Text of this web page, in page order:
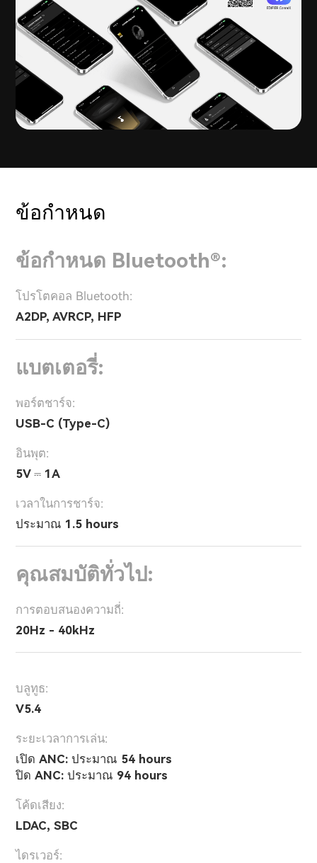
ข้อกำหนด
ข้อกำหนด Bluetooth®:
โปรโตคอล Bluetooth:
A2DP, AVRCP, HFP
แบตเตอรี่:
พอร์ตชาร์จ:
USB-C (Type-C)
อินพุต:
5V ⎓ 1A
เวลาในการชาร์จ:
ประมาณ 1.5 hours
คุณสมบัติทั่วไป:
การตอบสนองความถี่:
20Hz - 40kHz
บลูทูธ:
V5.4
ระยะเวลาการเล่น:
เปิด ANC: ประมาณ 54 hours
ปิด ANC: ประมาณ 94 hours
โค้ดเสียง:
LDAC, SBC
ไดรเวอร์: